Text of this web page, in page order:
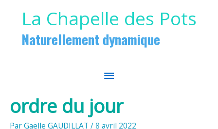
La Chapelle des Pots
Naturellement dynamique
MENU
PRINCIPAL
ordre du jour
ParGaëlle GAUDILLAT/8 avril 2022